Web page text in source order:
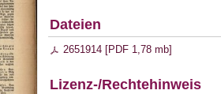
Dateien
2651914 [PDF 1,78 mb]
Lizenz-/Rechtehinweis